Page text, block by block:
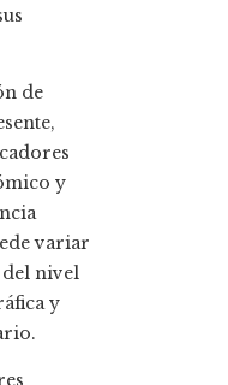
de
y
variar
nivel
y